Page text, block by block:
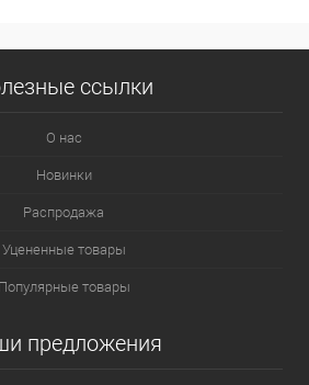
ссылки
О нас
Новинки
Распродажа
Уцененные товары
Популярные товары
предложения